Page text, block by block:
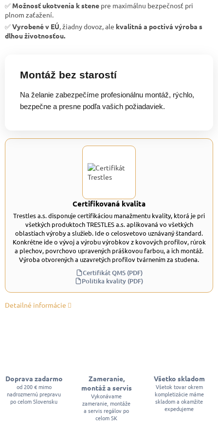
✅ Možnosť ukotvenia k stene pre maximálnu bezpečnosť pri
plnom zaťažení.
✅Vyrobené v EÚ , žiadny dovoz, ale kvalitná a poctivá výroba s
dlhou životnosťou.
Montáž bez starostí
Na želanie zabezpečíme profesionálnu montáž, rýchlo,
bezpečne a presne podľa vašich požiadaviek.
Certifikovaná kvalita
Trestles a.s. disponuje certifikáciou manažmentu kvality, ktorá je pri
všetkých produktoch TRESTLES a.s. aplikovaná vo všetkých
oblastiach výroby a služieb. Ide o celosvetovo uznávaný štandard.
Konkrétne ide o vývoj a výrobu výrobkov z kovových profilov, rúrok
a plechov, povrchovo upravených práškovou farbou, a ich montáž.
Výroba otvorených a uzavretých profilov tvárnením za studena.
Certifikát QMS (PDF)
Politika kvality (PDF)
Detailné informácie
Doprava zadarmo
od 200 € mimo
nadrozmernú prepravu
po celom Slovensku
Zameranie,
montáž a servis
Vykonávame
zameranie, montáže
a servis regálov po
celom SK
Všetko skladom
Všetok tovar okrem
kompletizácie máme
skladom a okamžite
expedujeme